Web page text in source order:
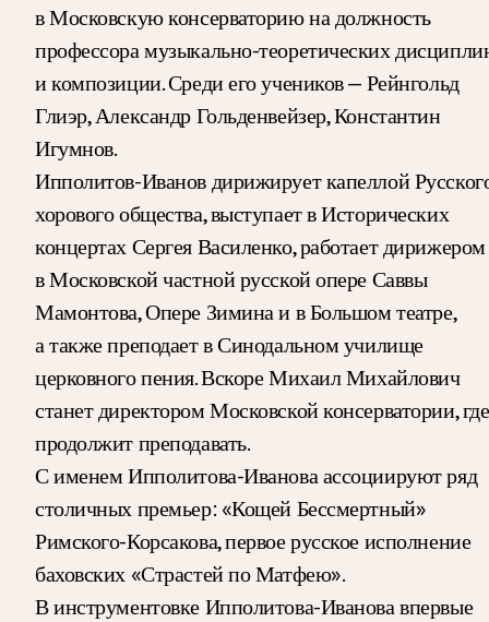
в Московскую консерваторию на должность
профессора музыкально-теоретических
и композиции. Среди его учеников — Рейнгольд
Глиэр, Александр Гольденвейзер, Константин
Игумнов.
Ипполитов-Иванов дирижирует капеллой
хорового общества, выступает в Исторических
концертах Сергея Василенко, работает дирижером
в Московской частной русской опере Саввы
Мамонтова, Опере Зимина и в Большом театре,
а также преподает в Синодальном училище
церковного пения. Вскоре Михаил Михайлович
станет директором Московской консерватории, где
продолжит преподавать.
С именем Ипполитова-Иванова ассоциируют ряд
столичных премьер: «Кощей Бессмертный»
Римского-Корсакова, первое русское исполнение
баховских «Страстей по Матфею».
В инструментовке Ипполитова-Иванова впервые